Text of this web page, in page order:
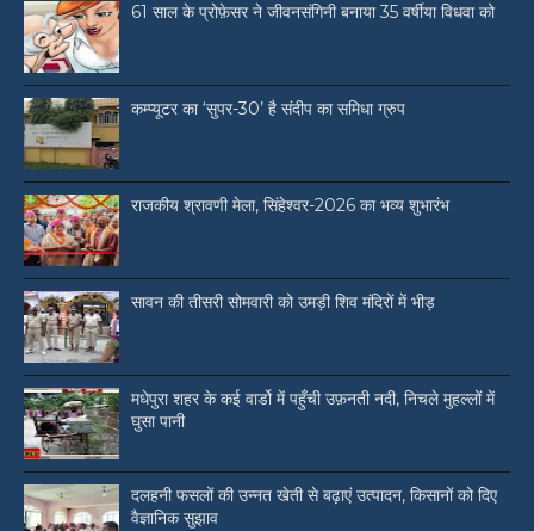
61 साल के प्रोफ़ेसर ने जीवनसंगिनी बनाया 35 वर्षीया विधवा को
कम्प्यूटर का ‘सुपर-30’ है संदीप का समिधा ग्रुप
राजकीय श्रावणी मेला, सिंहेश्वर-2026 का भव्य शुभारंभ
सावन की तीसरी सोमवारी को उमड़ी शिव मंदिरों में भीड़
मधेपुरा शहर के कई वार्डो में पहुँची उफ़नती नदी, निचले मुहल्लों में
घुसा पानी
दलहनी फसलों की उन्नत खेती से बढ़ाएं उत्पादन, किसानों को दिए
वैज्ञानिक सुझाव